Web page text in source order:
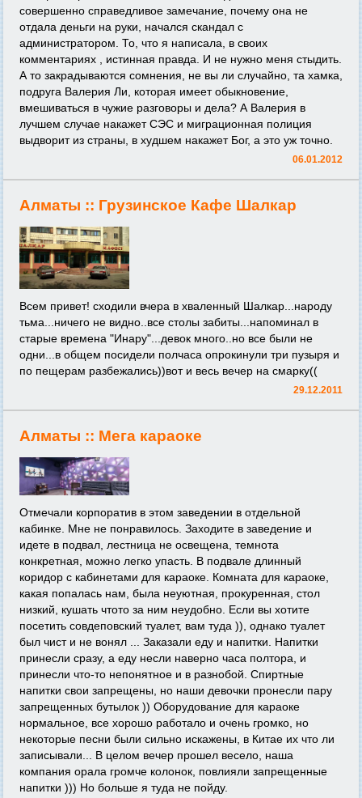
совершенно справедливое замечание, почему она не
отдала деньги на руки, начался скандал с
администратором. То, что я написала, в своих
комментариях , истинная правда. И не нужно меня стыдить.
А то закрадываются сомнения, не вы ли случайно, та хамка,
подруга Валерия Ли, которая имеет обыкновение,
вмешиваться в чужие разговоры и дела? А Валерия в
лучшем случае накажет СЭС и миграционная полиция
выдворит из страны, в худшем накажет Бог, а это уж точно.
06.01.2012
Алматы :: Грузинское Кафе Шалкар
Всем привет! сходили вчера в хваленный Шалкар...народу
тьма...ничего не видно..все столы забиты...напоминал в
старые времена "Инару"...девок много..но все были не
одни...в общем посидели полчаса опрокинули три пузыря и
по пещерам разбежались))вот и весь вечер на смарку((
29.12.2011
Алматы :: Мега караоке
Отмечали корпоратив в этом заведении в отдельной
кабинке. Мне не понравилось. Заходите в заведение и
идете в подвал, лестница не освещена, темнота
конкретная, можно легко упасть. В подвале длинный
коридор с кабинетами для караоке. Комната для караоке,
какая попалась нам, была неуютная, прокуренная, стол
низкий, кушать чтото за ним неудобно. Если вы хотите
посетить совдеповский туалет, вам туда )), однако туалет
был чист и не вонял ... Заказали еду и напитки. Напитки
принесли сразу, а еду несли наверно часа полтора, и
принесли что-то непонятное и в разнобой. Спиртные
напитки свои запрещены, но наши девочки пронесли пару
запрещенных бутылок )) Оборудование для караоке
нормальное, все хорошо работало и очень громко, но
некоторые песни были сильно искажены, в Китае их что ли
записывали... В целом вечер прошел весело, наша
компания орала громче колонок, повлияли запрещенные
напитки ))) Но больше я туда не пойду.